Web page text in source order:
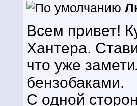
Всем привет!
Хантера.
что уже
бензобаками.
С одной